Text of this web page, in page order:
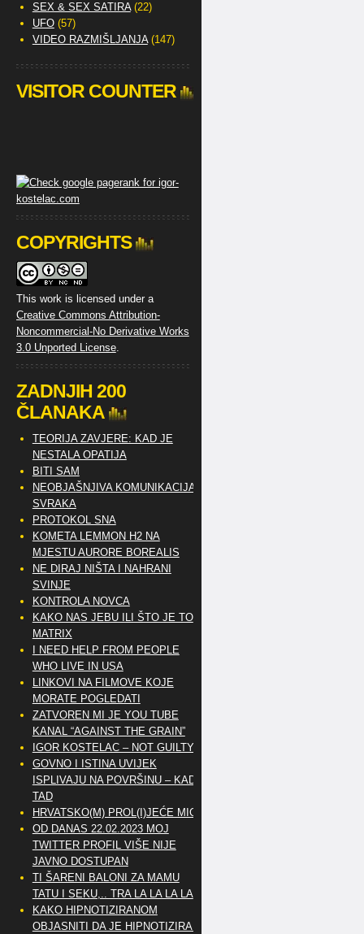
SEX & SEX SATIRA(22)
UFO(57)
VIDEO RAZMIŠLJANJA(147)
VISITOR COUNTER
COPYRIGHTS
This work is licensed under a
Creative Commons Attribution-
Noncommercial-No Derivative Works
3.0 Unported License.
ZADNJIH 200
ČLANAKA
TEORIJA ZAVJERE: KAD JE
NESTALA OPATIJA
BITI SAM
NEOBJAŠNJIVA KOMUNIKACIJA
SVRAKA
PROTOKOL SNA
KOMETA LEMMON H2 NA
MJESTU AURORE BOREALIS
NE DIRAJ NIŠTA I NAHRANI
SVINJE
KONTROLA NOVCA
KAKO NAS JEBU ILI ŠTO JE TO
MATRIX
I NEED HELP FROM PEOPLE
WHO LIVE IN USA
LINKOVI NA FILMOVE KOJE
MORATE POGLEDATI
ZATVOREN MI JE YOU TUBE
KANAL “AGAINST THE GRAIN”
IGOR KOSTELAC – NOT GUILTY
GOVNO I ISTINA UVIJEK
ISPLIVAJU NA POVRŠINU – KAD
TAD
HRVATSKO(M) PROL(I)JEĆE MIG
OD DANAS 22.02.2023 MOJ
TWITTER PROFIL VIŠE NIJE
JAVNO DOSTUPAN
TI ŠARENI BALONI ZA MAMU
TATU I SEKU,.. TRA LA LA LA LA
KAKO HIPNOTIZIRANOM
OBJASNITI DA JE HIPNOTIZIRAN